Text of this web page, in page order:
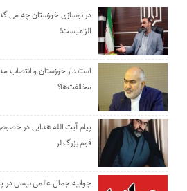
در نوسازی خوزستان چه می
الزامیست!
استاندار خوزستان و انتصاب
مخالفت‌ها؟
پیام آیت الله هدایی در
قوم بزرگ لر
جوابیه جمال عالمی نیسی